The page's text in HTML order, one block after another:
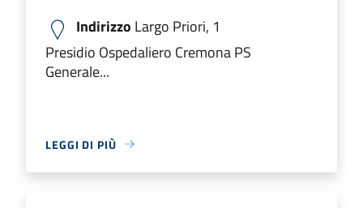
Indirizzo Largo Priori, 1
Presidio Ospedaliero Cremona PS
Generale...
LEGGI DI PIÙ